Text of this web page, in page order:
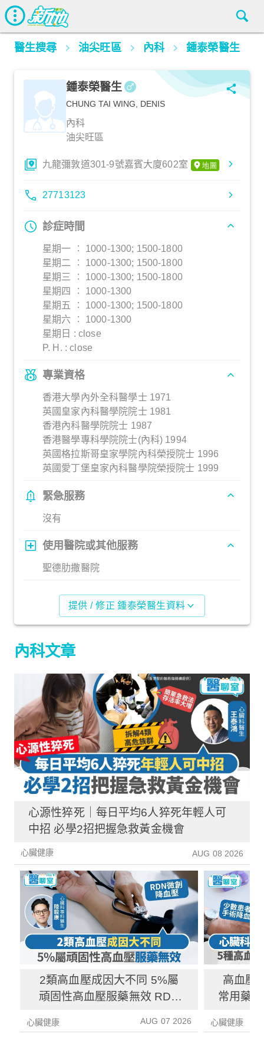
醫生搜尋 油尖旺區 內科 鍾泰榮醫生
鍾泰榮醫生
CHUNG TAI WING, DENIS
內科
油尖旺區
九龍彌敦道301-9號嘉賓大廈602室
27713123
診症時間
星期一 ︰ 1000-1300; 1500-1800
星期二 ︰ 1000-1300; 1500-1800
星期三 ︰ 1000-1300; 1500-1800
星期四 ︰ 1000-1300
星期五 ︰ 1000-1300; 1500-1800
星期六 ︰ 1000-1300
星期日 : close
P. H. : close
專業資格
香港大學內外全科醫學士 1971
英國皇家內科醫學院院士 1981
香港內科醫學院院士 1987
香港醫學專科學院院士(內科) 1994
英國格拉斯哥皇家學院內科榮授院士 1996
英國愛丁堡皇家內科醫學院榮授院士 1999
緊急服務
沒有
使用醫院或其他服務
聖德肋撒醫院
提供 / 修正 鍾泰榮醫生資料
內科文章
心源性猝死｜每日平均6人猝死年輕人可
中招 必學2招把握急救黃金機會
心臟健康 AUG 08 2026
2類高血壓成因大不同 5%屬
頑固性高血壓服藥無效 RDN
心臟健康 AUG 07 2026
高血壓
常用藥
心臟健康